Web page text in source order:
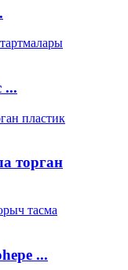
...
торган
...